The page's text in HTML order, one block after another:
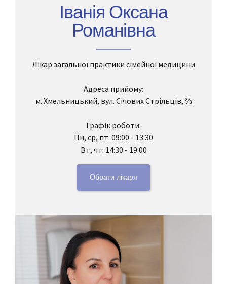
Іванія Оксана
Романівна
Лікар загальної практики сімейної медицини
Адреса прийому:
м. Хмельницький, вул. Січових Стрільців, ⅔
Графік роботи:
Пн, ср, пт: 09:00 - 13:30
Вт, чт: 14:30 - 19:00
Обрати лікаря